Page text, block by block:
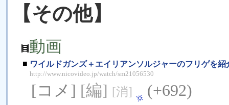
【その他】
動画
■ ワイルドガンズ＋エイリアンソルジャーのフリゲを
http://www.nicovideo.jp/watch/sm21056530
[コメ] [編] [消]
(+692)